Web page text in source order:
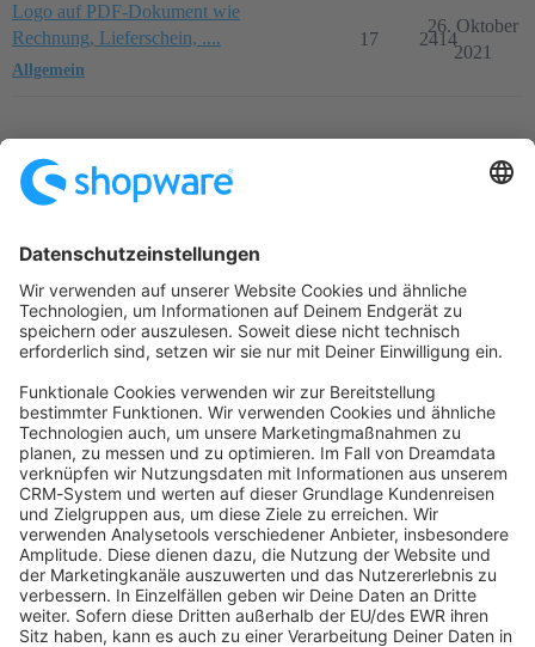
Logo auf PDF-Dokument wie
Rechnung, Lieferschein, ....
Allgemein
17 2414
26. Oktober
2021
Angetrieben vonDiscourse, beste Erfahrung mit aktiviertem
community@shopware.com
Company
Newsletter